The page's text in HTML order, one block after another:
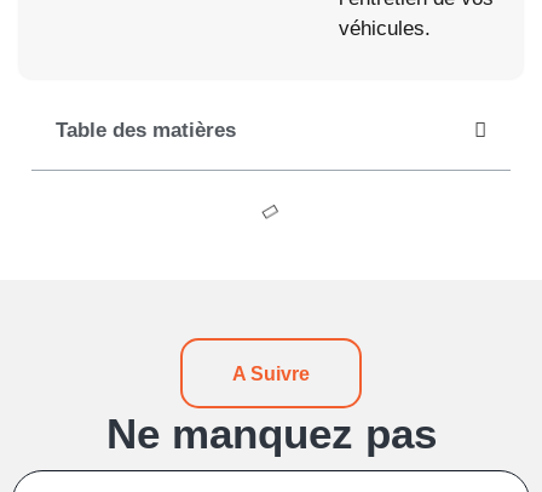
véhicules.
Table des matières
A Suivre
Ne manquez pas